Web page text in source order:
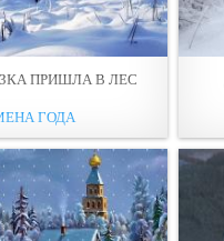
ПРИШЛА В ЛЕС
ГОДА